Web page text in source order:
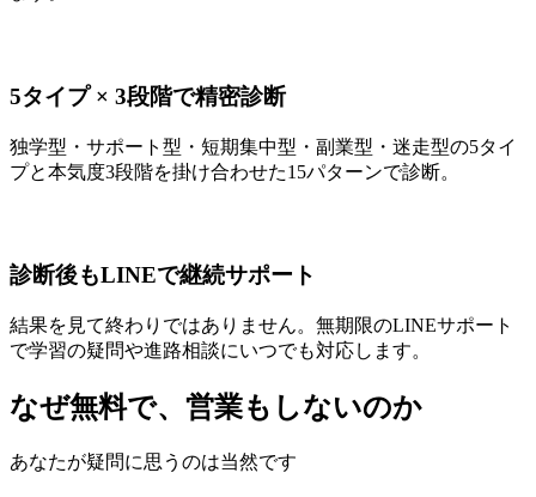
5タイプ × 3段階で精密診断
独学型・サポート型・短期集中型・副業型・迷走型の5タイ
プと本気度3段階を掛け合わせた15パターンで診断。
診断後もLINEで継続サポート
結果を見て終わりではありません。無期限のLINEサポート
で学習の疑問や進路相談にいつでも対応します。
なぜ無料で、営業もしないのか
あなたが疑問に思うのは当然です